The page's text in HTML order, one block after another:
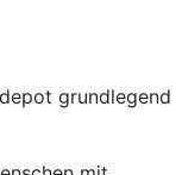
grundlegend